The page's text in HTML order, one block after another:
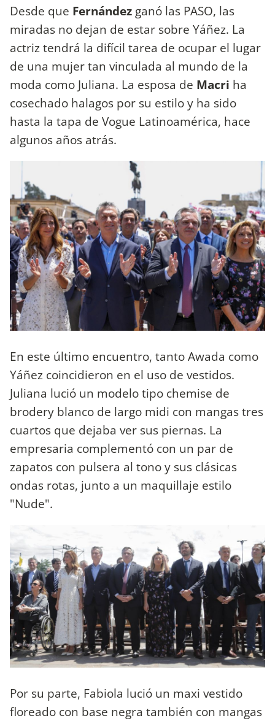
Desde que Fernández ganó las PASO, las
miradas no dejan de estar sobre Yáñez. La
actriz tendrá la difícil tarea de ocupar el lugar
de una mujer tan vinculada al mundo de la
moda como Juliana. La esposa de Macri ha
cosechado halagos por su estilo y ha sido
hasta la tapa de Vogue Latinoamérica, hace
algunos años atrás.
En este último encuentro, tanto Awada como
Yáñez coincidieron en el uso de vestidos.
Juliana lució un modelo tipo chemise de
brodery blanco de largo midi con mangas tres
cuartos que dejaba ver sus piernas. La
empresaria complementó con un par de
zapatos con pulsera al tono y sus clásicas
ondas rotas, junto a un maquillaje estilo
"Nude".
Por su parte, Fabiola lució un maxi vestido
floreado con base negra también con mangas